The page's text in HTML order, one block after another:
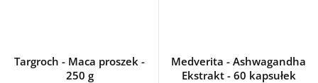
Targroch - Maca proszek -
250 g
Medverita - Ashwagandha
Ekstrakt - 60 kapsułek